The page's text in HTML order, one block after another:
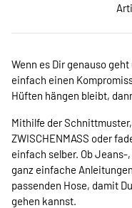
Wenn es Dir genauso
einfach einen
Hüften hängen bleibt,
Mithilfe der
ZWISCHENMASS oder
einfach selber. Ob
ganz einfache
passenden Hose, damit
gehen kannst.